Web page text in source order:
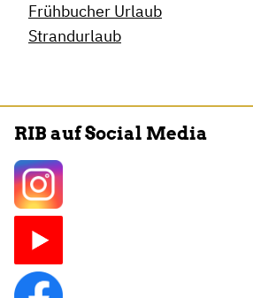
Frühbucher Urlaub
Strandurlaub
RIB auf Social Media